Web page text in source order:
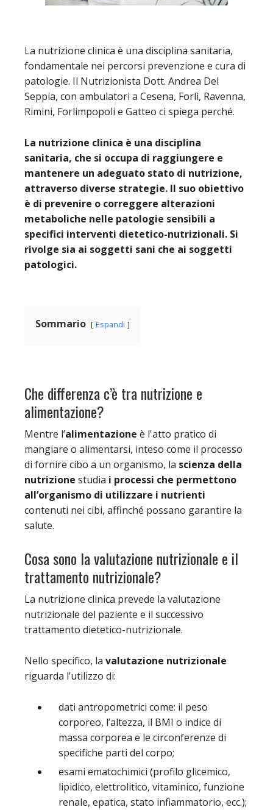
La nutrizione clinica è una disciplina sanitaria,
fondamentale nei percorsi prevenzione e cura di
patologie. Il Nutrizionista Dott. Andrea Del
Seppia, con ambulatori a Cesena, Forlì, Ravenna,
Rimini, Forlimpopoli e Gatteo ci spiega perché.
La nutrizione clinica è una disciplina
sanitaria, che si occupa di raggiungere e
mantenere un adeguato stato di nutrizione,
attraverso diverse strategie. Il suo obiettivo
è di prevenire o correggere alterazioni
metaboliche nelle patologie sensibili a
specifici interventi dietetico-nutrizionali. Si
rivolge sia ai soggetti sani che ai soggetti
patologici.
Sommario Espandi
Che differenza c’è tra nutrizione e
alimentazione?
Mentre l’alimentazione è l'atto pratico di
mangiare o alimentarsi, inteso come il processo
di fornire cibo a un organismo, la scienza della
nutrizione studia i processi che permettono
all’organismo di utilizzare i nutrienti
contenuti nei cibi, affinché possano garantire la
salute.
Cosa sono la valutazione nutrizionale e il
trattamento nutrizionale?
La nutrizione clinica prevede la valutazione
nutrizionale del paziente e il successivo
trattamento dietetico-nutrizionale.
Nello specifico, la valutazione nutrizionale
riguarda l’utilizzo di:
dati antropometrici come: il peso
corporeo, l’altezza, il BMI o indice di
massa corporea e le circonferenze di
specifiche parti del corpo;
esami ematochimici (profilo glicemico,
lipidico, elettrolitico, vitaminico, funzione
renale, epatica, stato infiammatorio, ecc.);